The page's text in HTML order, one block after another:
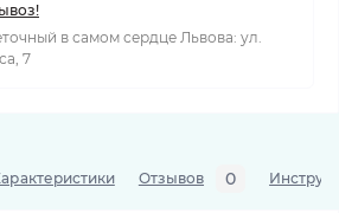
в самом сердце Львова: ул.
7
Отзывов 0